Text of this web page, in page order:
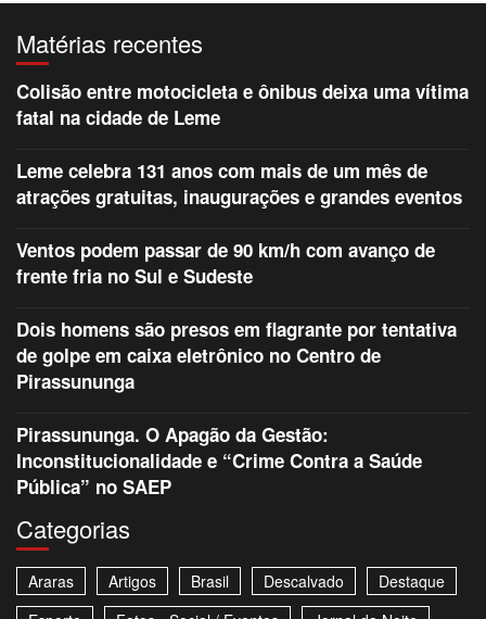
Matérias recentes
Colisão entre motocicleta e ônibus deixa uma vítima
fatal na cidade de Leme
Leme celebra 131 anos com mais de um mês de
atrações gratuitas, inaugurações e grandes eventos
Ventos podem passar de 90 km/h com avanço de
frente fria no Sul e Sudeste
Dois homens são presos em flagrante por tentativa
de golpe em caixa eletrônico no Centro de
Pirassununga
Pirassununga. O Apagão da Gestão:
Inconstitucionalidade e “Crime Contra a Saúde
Pública” no SAEP
Categorias
Araras Artigos Brasil Descalvado
Destaque